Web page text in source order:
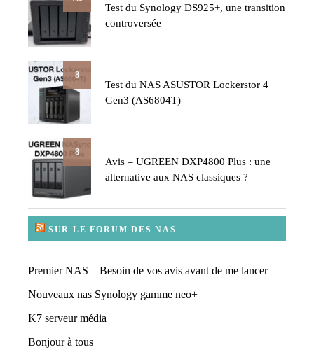
Test du Synology DS925+, une transition
controversée
8
Test du NAS ASUSTOR Lockerstor 4
Gen3 (AS6804T)
8
Avis – UGREEN DXP4800 Plus : une
alternative aux NAS classiques ?
SUR LE FORUM DES NAS
Premier NAS – Besoin de vos avis avant de me lancer
Nouveaux nas Synology gamme neo+
K7 serveur média
Bonjour à tous